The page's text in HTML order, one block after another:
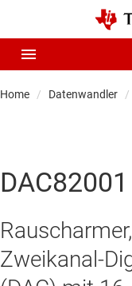
Home Datenwandler
DAC82001
Zweikanal-